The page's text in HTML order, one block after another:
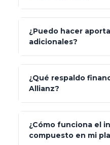
beneficiarios
¿Puedo hacer
adicionales?
¿Qué respaldo
Allianz?
¿Cómo funciona el
compuesto en mi